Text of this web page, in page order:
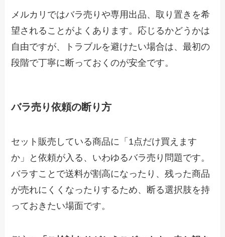
メルカリではバラ売りや専用出品、取り置きを希
望されることがよくあります。応じるかどうかは
自由ですが、トラブルを避けたい場合は、最初の
段階で丁寧に断っておくのが安全です。
バラ売り依頼の断り方
セット販売している商品に「1点だけ買えます
か」と依頼が入る、いわゆるバラ売り問題です。
バラすことで送料が割高になったり、残った商品
が売れにくくなったりするため、断る選択肢を持
っておきたい場面です。